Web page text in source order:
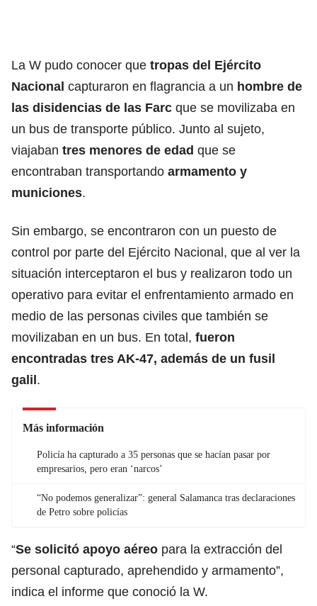
La W pudo conocer que tropas del Ejército
Nacional capturaron en flagrancia a un hombre de
las disidencias de las Farc que se movilizaba en
un bus de transporte público. Junto al sujeto,
viajaban tres menores de edad que se
encontraban transportando armamento y
municiones.
Sin embargo, se encontraron con un puesto de
control por parte del Ejército Nacional, que al ver la
situación interceptaron el bus y realizaron todo un
operativo para evitar el enfrentamiento armado en
medio de las personas civiles que también se
movilizaban en un bus. En total, fueron
encontradas tres AK-47, además de un fusil
galil.
Más información
Policía ha capturado a 35 personas que se hacían pasar por
empresarios, pero eran ‘narcos’
“No podemos generalizar”: general Salamanca tras declaraciones
de Petro sobre policías
“Se solicitó apoyo aéreo para la extracción del
personal capturado, aprehendido y armamento”,
indica el informe que conoció la W.